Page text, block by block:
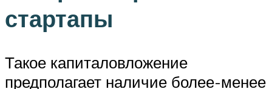
стартапы
Такое капиталовложение
предполагает наличие более-менее